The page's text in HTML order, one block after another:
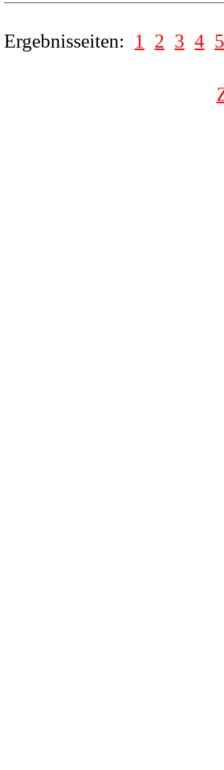
Ergebnisseiten: 1 2 3 4 5